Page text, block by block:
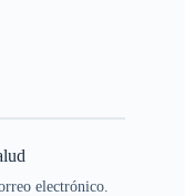
electrónico.